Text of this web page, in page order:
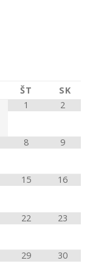
ŠT
SK
1
2
8 9
15 16
22 23
29 30